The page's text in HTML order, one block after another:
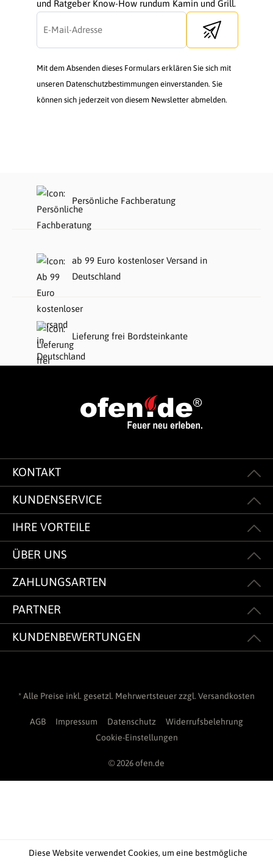
und Ratgeber Know-How rundum Kamin und Grill.
Send newsletter
Mit dem Absenden dieses Formulars erklären Sie sich mit
unseren Datenschutzbestimmungen einverstanden. Sie
können sich jederzeit von diesem Newsletter abmelden.
Persönliche Fachberatung
ab 99 Euro kostenloser Versand in
Deutschland
Lieferung frei Bordsteinkante
KONTAKT
KUNDENSERVICE
IHRE VORTEILE
ÜBER UNS
ZAHLUNGSARTEN
PARTNER
KUNDENBEWERTUNGEN
* Alle Preise inkl. gesetzl. Mehrwertsteuer zzgl. Versandkosten
AGB Impressum Datenschutz
Widerrufsbelehrung
Cookie-Einstellungen
© 2026 ofen.de
Diese Website verwendet Cookies, um eine bestmögliche